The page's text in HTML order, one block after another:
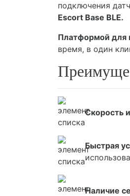
подключения
Escort Base BLE.
Платформой для
время, в один
Скорость
Быстрая
Наличие